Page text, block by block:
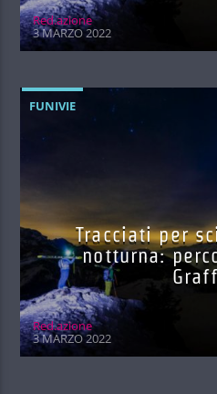
Red.azione
3 MARZO 2022
FUNIVIE
Tracciati per
notturna:
Red.azione
3 MARZO 2022